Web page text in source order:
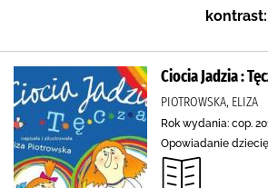
kontrast:
Ciocia Jadzia :
PIOTROWSKA, ELIZA
Rok wydania: cop.
Opowiadanie